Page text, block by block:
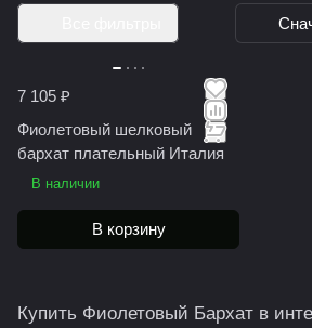
7 105 ₽
Фиолетовый шелковый
бархат плательный Италия
В наличии
В корзину
Купить Фиолетовый Бархат в